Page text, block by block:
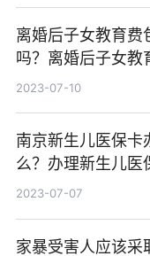
离婚后子女教育费
吗？离婚后子女教
些？
2023-07-10
南京新生儿医保卡
么？办理新生儿医
证吗？ 全球微动态
2023-07-07
家暴受害人应该采